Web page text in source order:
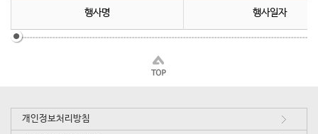
행사명 행사일자
개인정보처리방침